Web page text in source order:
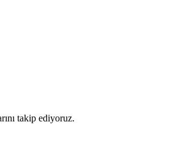
takip ediyoruz.